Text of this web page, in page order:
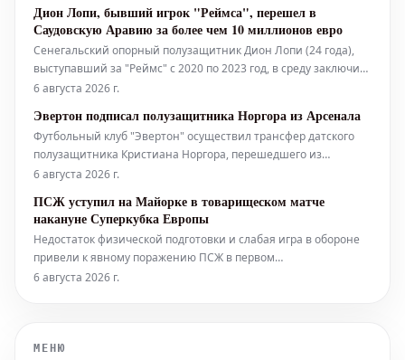
среду. Подопечные Бруно Женесио продолжат наращивать
свою форму перед возобновление
Дион Лопи, бывший игрок "Реймса", перешел в
Саудовскую Аравию за более чем 10 миллионов евро
Сенегальский опорный полузащитник Дион Лопи (24 года),
выступавший за "Реймс" с 2020 по 2023 год, в среду заключил
контракт с клубом "Аль-Иттихад" (Саудовская Аравия). Он
втором дивизионе. Сумма трансфера оценивается в 13
миллионов евро,
6 августа 2026 г.
Эвертон подписал полузащитника Норгора из Арсенала
Футбольный клуб "Эвертон" осуществил трансфер датского
полузащитника Кристиана Норгора, перешедшего из
лондонского "Арсенала". Игрок заключил с мерсисайдцами
составила 7 миллионов фунтов стерлингов.
6 августа 2026 г.
ПСЖ уступил на Майорке в товарищеском матче
накануне Суперкубка Европы
Недостаток физической подготовки и слабая игра в обороне
привели к явному поражению ПСЖ в первом
подготовительном матче против «Мальорки» (0-3) в эту среду.
6 августа 2026 г.
МЕНЮ